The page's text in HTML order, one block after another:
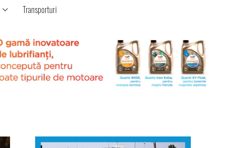
Transporturi